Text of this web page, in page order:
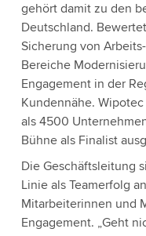
gehört damit zu den
Deutschland.
Sicherung von
Bereiche
Engagement in der
Kundennähe.
als 4500
Bühne als Finalist
Die Geschäftsleitung
Linie als Teamerfolg
Mitarbeiterinnen und
Engagement. „Geht